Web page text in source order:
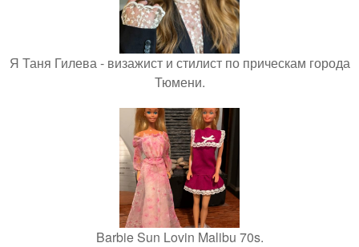
Я Таня Гилева - визажист и стилист по прическам города
Тюмени.
Barbie Sun Lovin Malibu 70s.